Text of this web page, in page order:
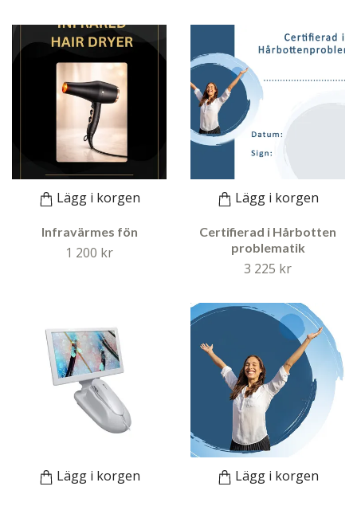
Lägg i korgen
Infravärmes fön
1 200 kr
Lägg i korgen
Certifierad i Hårbotten
problematik
3 225 kr
Lägg i korgen Lägg i korgen